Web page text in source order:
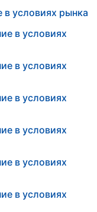
в условиях рынка
в условиях
в условиях
в условиях
в условиях
в условиях
в условиях